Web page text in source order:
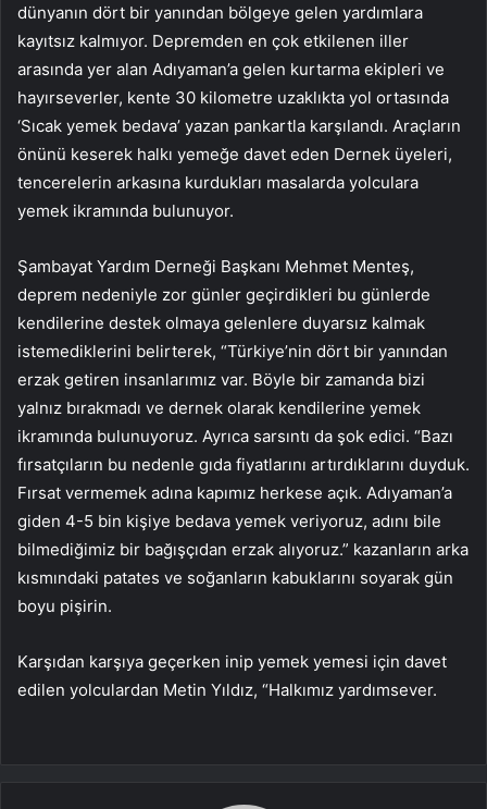
dünyanın dört bir yanından bölgeye gelen yardımlara
kayıtsız kalmıyor. Depremden en çok etkilenen iller
arasında yer alan Adıyaman’a gelen kurtarma ekipleri ve
hayırseverler, kente 30 kilometre uzaklıkta yol ortasında
‘Sıcak yemek bedava’ yazan pankartla karşılandı. Araçların
önünü keserek halkı yemeğe davet eden Dernek üyeleri,
tencerelerin arkasına kurdukları masalarda yolculara
yemek ikramında bulunuyor.
Şambayat Yardım Derneği Başkanı Mehmet Menteş,
deprem nedeniyle zor günler geçirdikleri bu günlerde
kendilerine destek olmaya gelenlere duyarsız kalmak
istemediklerini belirterek, “Türkiye’nin dört bir yanından
erzak getiren insanlarımız var. Böyle bir zamanda bizi
yalnız bırakmadı ve dernek olarak kendilerine yemek
ikramında bulunuyoruz. Ayrıca sarsıntı da şok edici. “Bazı
fırsatçıların bu nedenle gıda fiyatlarını artırdıklarını duyduk.
Fırsat vermemek adına kapımız herkese açık. Adıyaman’a
giden 4-5 bin kişiye bedava yemek veriyoruz, adını bile
bilmediğimiz bir bağışçıdan erzak alıyoruz.” kazanların arka
kısmındaki patates ve soğanların kabuklarını soyarak gün
boyu pişirin.
Karşıdan karşıya geçerken inip yemek yemesi için davet
edilen yolculardan Metin Yıldız, “Halkımız yardımsever.